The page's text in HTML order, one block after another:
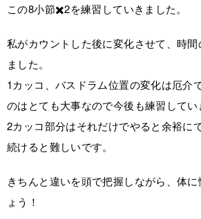
この8小節✖️2を練習していきました。
私がカウントした後に変化させて、時
ました。
1カッコ、バスドラム位置の変化は厄介
のはとても大事なので今後も練習してい
2カッコ部分はそれだけでやると余裕に
続けると難しいです。
きちんと違いを頭で把握しながら、体
ょう！